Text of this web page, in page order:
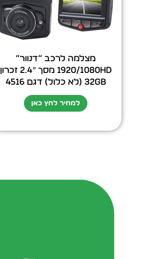
מצלמה לרכב “דנוור”
1920/1080HD מסך 2.4″ זכרון
32GB (לא כלול) דגם 4516
למחיר לחץ כאן